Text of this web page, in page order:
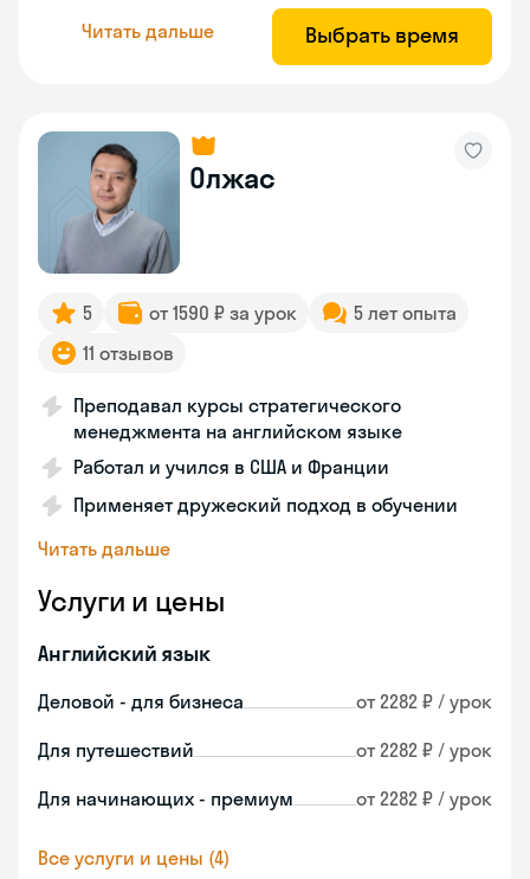
Читать дальше Выбрать время
Олжас
5 от 1590 ₽ за урок
5 лет опыта
11 отзывов
Преподавал курсы стратегического
менеджмента на английском языке
Работал и учился в США и Франции
Применяет дружеский подход в обучении
Читать дальше
Услуги и цены
Английский язык
Деловой - для бизнеса от 2282 ₽ / урок
Для путешествий от 2282 ₽ / урок
Для начинающих - премиум от 2282 ₽ / урок
Все услуги и цены (4)